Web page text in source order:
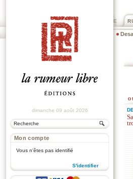
PRIX ROGER DEXTRE
dimanche 09 août 2026
Mon compte
Vous n'êtes pas identifié
S'identifier